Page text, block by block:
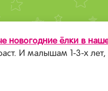
новогодние ёлки в
И малышам 1-3-х